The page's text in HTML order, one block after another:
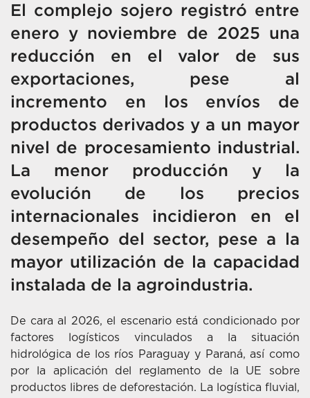
El complejo sojero registró entre
enero y noviembre de 2025 una
reducción en el valor de sus
exportaciones, pese al
incremento en los envíos de
productos derivados y a un mayor
nivel de procesamiento industrial.
La menor producción y la
evolución de los precios
internacionales incidieron en el
desempeño del sector, pese a la
mayor utilización de la capacidad
instalada de la agroindustria.
De cara al 2026, el escenario está condicionado por
factores logísticos vinculados a la situación
hidrológica de los ríos Paraguay y Paraná, así como
por la aplicación del reglamento de la UE sobre
productos libres de deforestación. La logística fluvial,